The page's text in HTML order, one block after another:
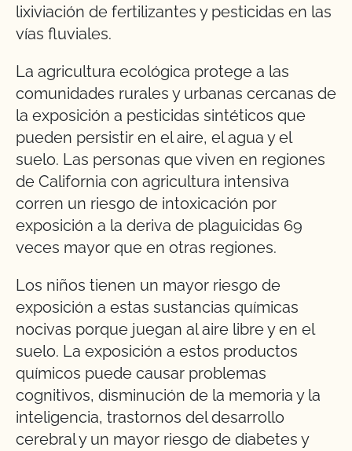
lixiviación de fertilizantes y pesticidas en las
vías fluviales.
La agricultura ecológica protege a las
comunidades rurales y urbanas cercanas de
la exposición a pesticidas sintéticos que
pueden persistir en el aire, el agua y el
suelo. Las personas que viven en regiones
de California con agricultura intensiva
corren un riesgo de intoxicación por
exposición a la deriva de plaguicidas 69
veces mayor que en otras regiones.
Los niños tienen un mayor riesgo de
exposición a estas sustancias químicas
nocivas porque juegan al aire libre y en el
suelo. La exposición a estos productos
químicos puede causar problemas
cognitivos, disminución de la memoria y la
inteligencia, trastornos del desarrollo
cerebral y un mayor riesgo de diabetes y